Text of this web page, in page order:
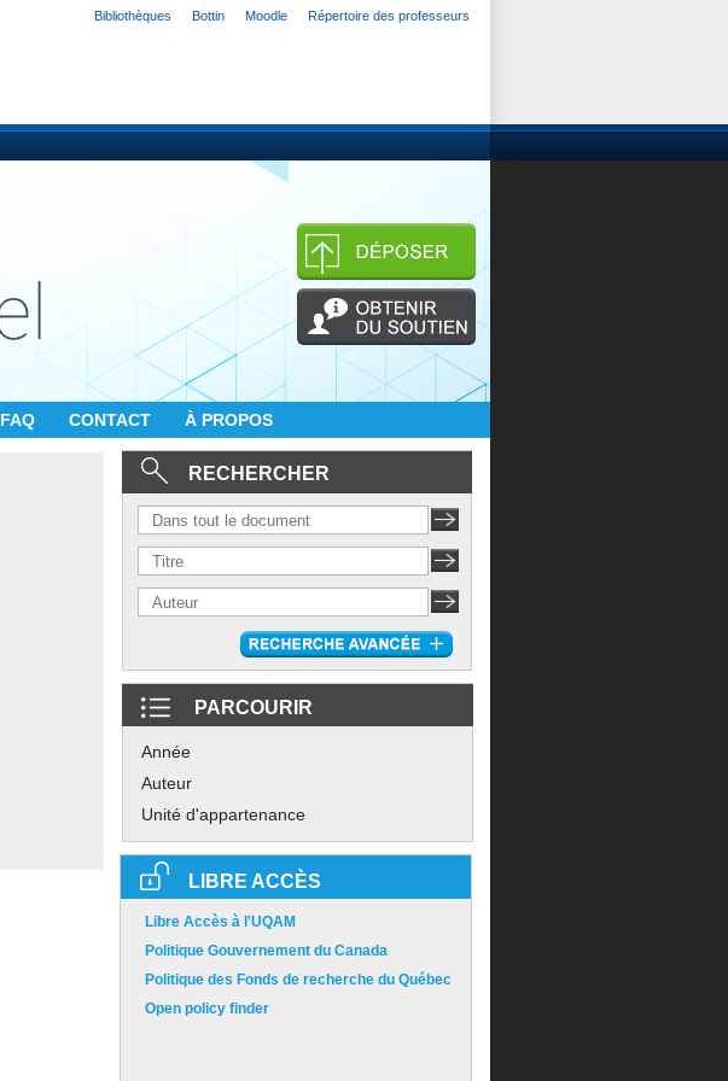
Bibliothèques Bottin Moodle Répertoire des professeurs
FAQ CONTACT À PROPOS
RECHERCHER
PARCOURIR
Année
Auteur
Unité d'appartenance
LIBRE ACCÈS
Libre Accès à l'UQAM
Politique Gouvernement du Canada
Politique des Fonds de recherche du Québec
Open policy finder